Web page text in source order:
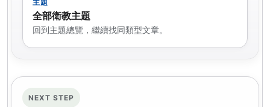
主題
全部衛教主題
回到主題總覽，繼續找同類型文章。
NEXT STEP